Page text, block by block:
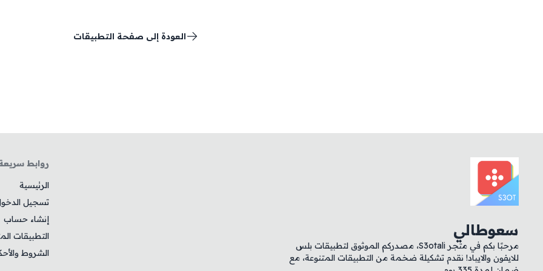
العودة إلى صفحة التطبيقات
سعوطالي
مرحبًا بكم في متجر S3otali، مصدركم الموثوق لتطبيقات بلس
للايفون والايباد! نقدم تشكيلة ضخمة من التطبيقات المتنوعة، مع
روابط
الرئيسية
تسجيل
إنشاء حساب
التطبيقات
الشروط